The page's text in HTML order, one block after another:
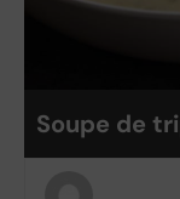
Soupe de